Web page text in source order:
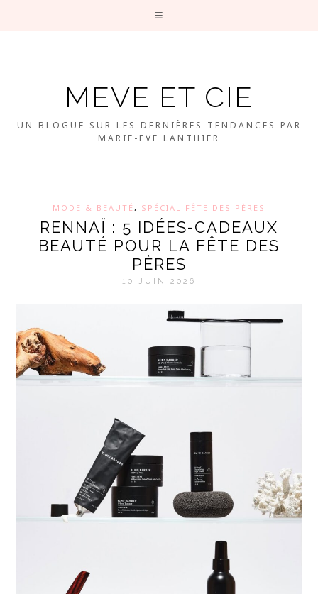
MEVE ET CIE
UN BLOGUE SUR LES DERNIÈRES TENDANCES PAR
MARIE-EVE LANTHIER
MODE & BEAUTÉ, SPÉCIAL FÊTE DES PÈRES
RENNAÏ : 5 IDÉES-CADEAUX
BEAUTÉ POUR LA FÊTE DES
PÈRES
10 JUIN 2026